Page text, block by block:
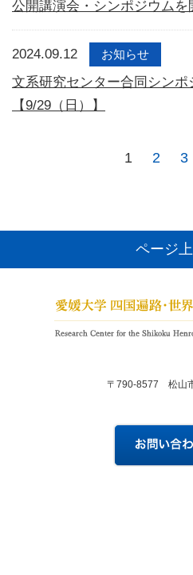
公開講演会・シンポジウムを
2024.09.12 お知らせ
文系研究センター合同シン
【9/29（日）】
1 2 3
ページ
〒790-8577 松山